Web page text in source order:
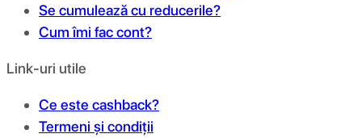
Se cumulează cu reducerile?
Cum îmi fac cont?
Link-uri utile
Ce este cashback?
Termeni și condiții